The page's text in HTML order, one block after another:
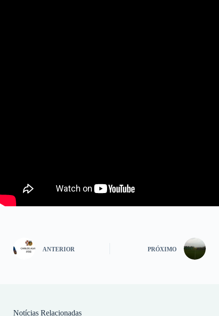
ANTERIOR PRÓXIMO
Notícias Relacionadas